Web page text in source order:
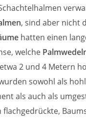
, sind aber nicht
hatten einen
welche
2 und 4 Metern
sowohl als
als auch als
flachgedrückte,